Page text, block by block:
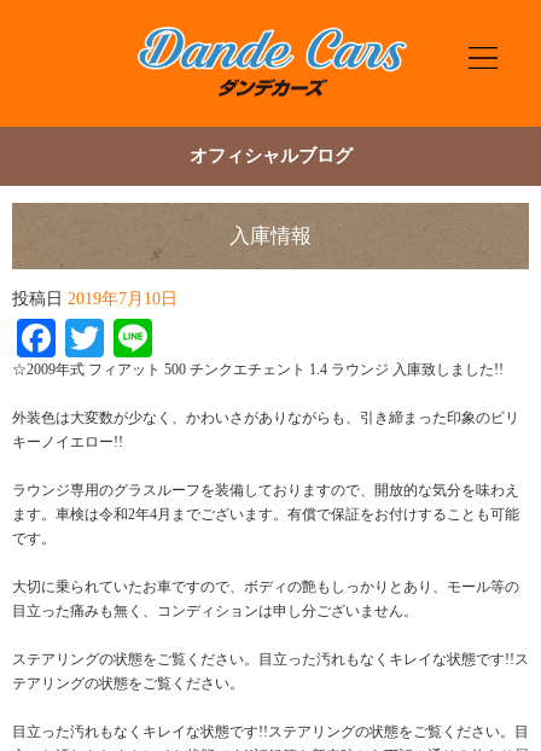
オフィシャルブログ
入庫情報
投稿日 2019年7月10日
Facebook
Twitter
☆2009年式 フィアット 500 チンクエチェント 1.4 ラウンジ 入庫致しました!!
外装色は大変数が少なく、かわいさがありながらも、引き締まった印象のビリ
キーノイエロー!!
ラウンジ専用のグラスルーフを装備しておりますので、開放的な気分を味わえ
ます。車検は令和2年4月までございます。有償で保証をお付けすることも可能
です。
大切に乗られていたお車ですので、ボディの艶もしっかりとあり、モール等の
目立った痛みも無く、コンディションは申し分ございません。
ステアリングの状態をご覧ください。目立った汚れもなくキレイな状態です!!ス
テアリングの状態をご覧ください。
目立った汚れもなくキレイな状態です!!ステアリングの状態をご覧ください。目